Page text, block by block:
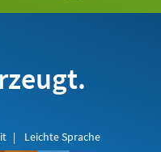
Leichte Sprache